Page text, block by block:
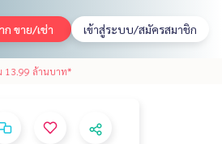
ก ขาย/เช่า เข้าสู่ระบบ/สมัครสมาชิก
13.99 ล้านบาท*